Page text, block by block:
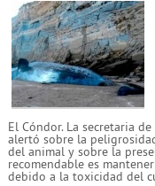
El Cóndor. La secretaria
alertó sobre la
del animal y sobre la
recomendable es
debido a la toxicidad del